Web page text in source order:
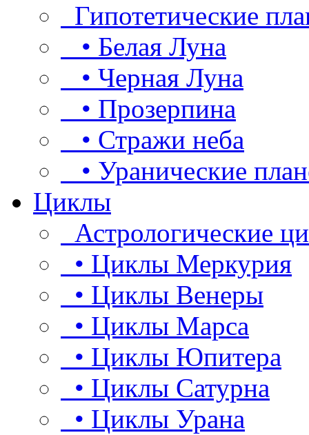
Гипотетические
• Белая Луна
• Черная Луна
• Прозерпина
• Стражи неба
• Уранические
Циклы
Астрологические
• Циклы Меркурия
• Циклы Венеры
• Циклы Марса
• Циклы Юпитера
• Циклы Сатурна
• Циклы Урана